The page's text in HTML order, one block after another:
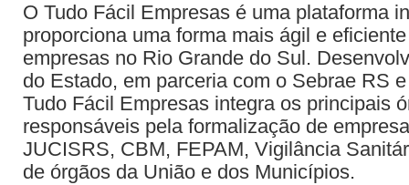
O Tudo Fácil Empresas é uma plataforma
proporciona uma forma mais ágil e
empresas no Rio Grande do Sul.
do Estado, em parceria com o Sebrae RS
Tudo Fácil Empresas integra os principais
responsáveis pela formalização de
JUCISRS, CBM, FEPAM, Vigilância
de órgãos da União e dos Municípios.